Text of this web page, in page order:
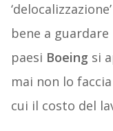
bene a
paesi Boeing si
mai non lo
cui il costo del